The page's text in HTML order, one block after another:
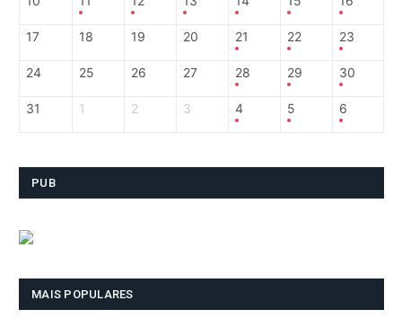
17 18 19 20 21 22 23
24 25 26 27 28 29 30
31 1 2 3 4 5 6
PUB
MAIS POPULARES